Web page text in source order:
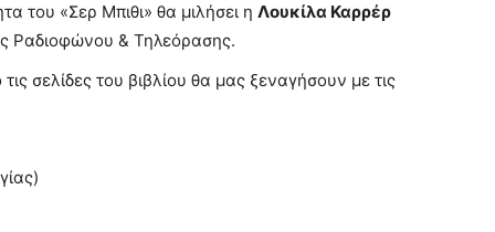
του «Σερ Μπιθι» θα μιλήσει η Λουκίλα Καρρέρ
Ραδιοφώνου & Τηλεόρασης.
σελίδες του βιβλίου θα μας ξεναγήσουν με τις